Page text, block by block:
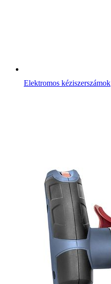
Elektromos kéziszerszámok